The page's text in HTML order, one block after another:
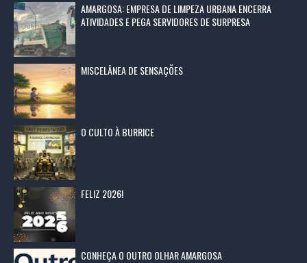
AMARGOSA: EMPRESA DE LIMPEZA URBANA ENCERRA
ATIVIDADES E PEGA SERVIDORES DE SURPRESA
MISCELÂNEA DE SENSAÇÕES
O CULTO À BURRICE
FELIZ 2026!
CONHEÇA O OUTRO OLHAR AMARGOSA